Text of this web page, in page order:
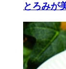
とろみが